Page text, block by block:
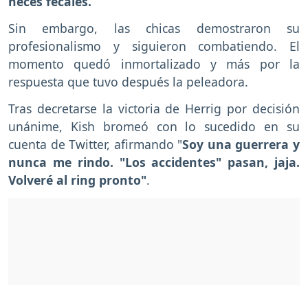
Sin embargo, las chicas demostraron su
profesionalismo y siguieron combatiendo. El
momento quedó inmortalizado y más por la
respuesta que tuvo después la peleadora.
Tras decretarse la victoria de Herrig por decisión
unánime, Kish bromeó con lo sucedido en su
cuenta de Twitter, afirmando "Soy una guerrera y
nunca me rindo. "Los accidentes" pasan, jaja.
Volveré al ring pronto".